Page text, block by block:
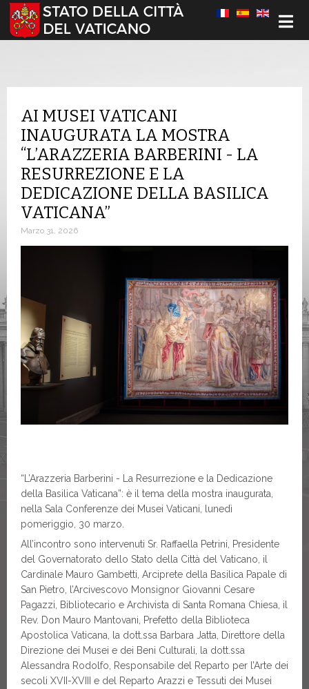
Seleziona la tua lingua
AI MUSEI VATICANI
INAUGURATA LA MOSTRA
“L’ARAZZERIA BARBERINI - LA
RESURREZIONE E LA
DEDICAZIONE DELLA BASILICA
VATICANA”
Marzo 31, 2026
“L’Arazzeria Barberini - La Resurrezione e la Dedicazione
della Basilica Vaticana”: è il tema della mostra inaugurata,
nella Sala Conferenze dei Musei Vaticani, lunedì
pomeriggio, 30 marzo.
All’incontro sono intervenuti Sr. Raffaella Petrini, Presidente
del Governatorato dello Stato della Città del Vaticano, il
Cardinale Mauro Gambetti, Arciprete della Basilica Papale di
San Pietro, l’Arcivescovo Monsignor Giovanni Cesare
Pagazzi, Bibliotecario e Archivista di Santa Romana Chiesa, il
Rev. Don Mauro Mantovani, Prefetto della Biblioteca
Apostolica Vaticana, la dott.ssa Barbara Jatta, Direttore della
Direzione dei Musei e dei Beni Culturali, la dott.ssa
Alessandra Rodolfo, Responsabile del Reparto per l’Arte dei
secoli XVII-XVIII e del Reparto Arazzi e Tessuti dei Musei